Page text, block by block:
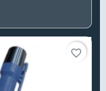
favorite_border